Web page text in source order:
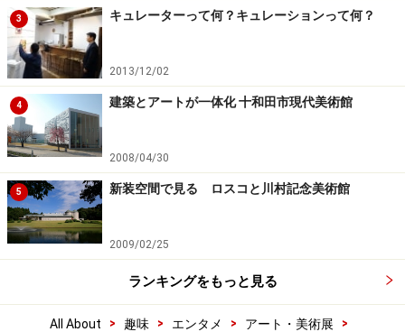
3 キュレーターって何？キュレーションって何？
2013/12/02
4 建築とアートが一体化 十和田市現代美術館
2008/04/30
5 新装空間で見る ロスコと川村記念美術館
2009/02/25
ランキングをもっと見る
All About > 趣味 > エンタメ > アート・美術展
>